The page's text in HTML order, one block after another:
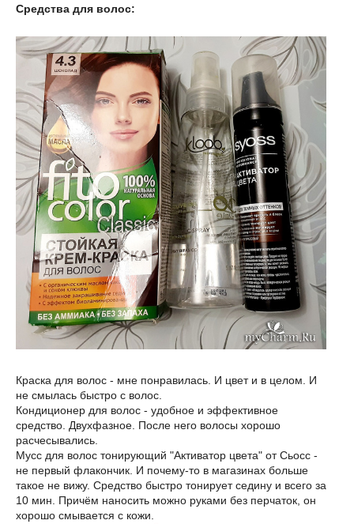
Средства для волос:
Краска для волос - мне понравилась. И цвет и в целом. И
не смылась быстро с волос.
Кондиционер для волос - удобное и эффективное
средство. Двухфазное. После него волосы хорошо
расчесывались.
Мусс для волос тонирующий "Активатор цвета" от Сьосс -
не первый флакончик. И почему-то в магазинах больше
такое не вижу. Средство быстро тонирует седину и всего за
10 мин. Причём наносить можно руками без перчаток, он
хорошо смывается с кожи.